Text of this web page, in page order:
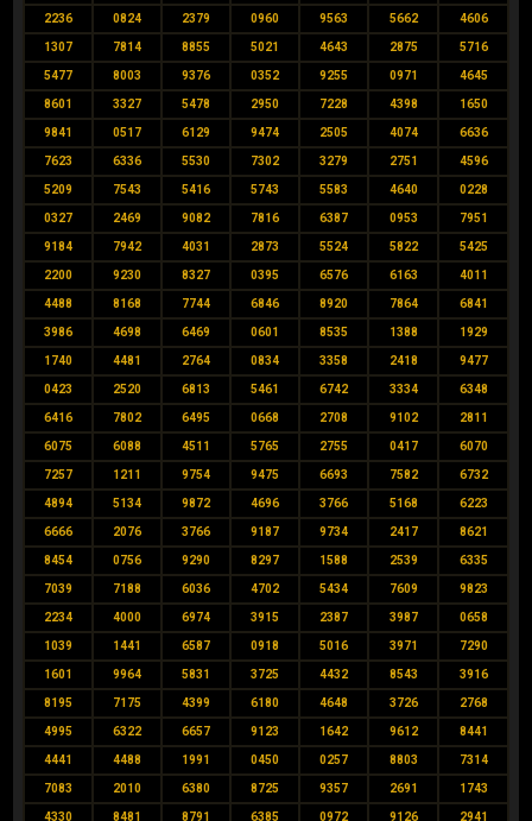
2236 0824 2379 0960 9563 5662 4606
1307 7814 8855 5021 4643 2875 5716
5477 8003 9376 0352 9255 0971 4645
8601 3327 5478 2950 7228 4398 1650
9841 0517 6129 9474 2505 4074 6636
7623 6336 5530 7302 3279 2751 4596
5209 7543 5416 5743 5583 4640 0228
0327 2469 9082 7816 6387 0953 7951
9184 7942 4031 2873 5524 5822 5425
2200 9230 8327 0395 6576 6163 4011
4488 8168 7744 6846 8920 7864 6841
3986 4698 6469 0601 8535 1388 1929
1740 4481 2764 0834 3358 2418 9477
0423 2520 6813 5461 6742 3334 6348
6416 7802 6495 0668 2708 9102 2811
6075 6088 4511 5765 2755 0417 6070
7257 1211 9754 9475 6693 7582 6732
4894 5134 9872 4696 3766 5168 6223
6666 2076 3766 9187 9734 2417 8621
8454 0756 9290 8297 1588 2539 6335
7039 7188 6036 4702 5434 7609 9823
2234 4000 6974 3915 2387 3987 0658
1039 1441 6587 0918 5016 3971 7290
1601 9964 5831 3725 4432 8543 3916
8195 7175 4399 6180 4648 3726 2768
4995 6322 6657 9123 1642 9612 8441
4441 4488 1991 0450 0257 8803 7314
7083 2010 6380 8725 9357 2691 1743
4330 8481 8791 6385 0972 9126 2941